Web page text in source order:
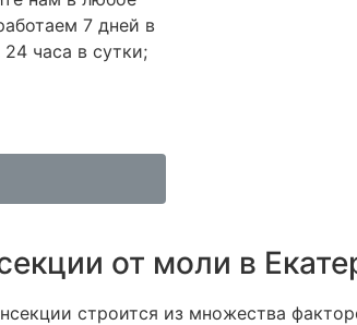
7 дней в
часа в сутки;
от моли в
строится из множества